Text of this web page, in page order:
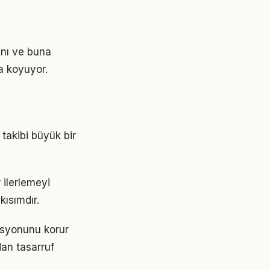
ve buna
koyuyor.
takibi büyük bir
ilerlemeyi
korur
tasarruf